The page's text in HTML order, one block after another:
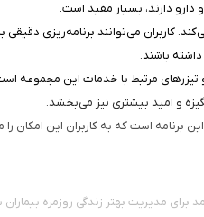
دارو دارند، بسیار مفید است.
کاربران می‌توانند برنامه‌ریزی
باشند.
مرتبط با خدمات این مجموعه
و امید بیشتری نیز می‌بخشد.
برنامه است که به کاربران این
مدیریت بهتر زندگی روزمره